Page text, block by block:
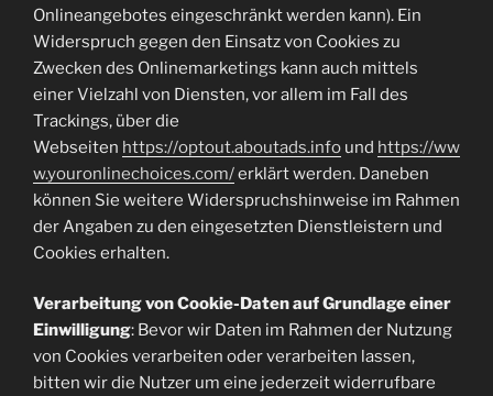
Onlineangebotes eingeschränkt werden kann). Ein
Widerspruch gegen den Einsatz von Cookies zu
Zwecken des Onlinemarketings kann auch mittels
einer Vielzahl von Diensten, vor allem im Fall des
Trackings, über die
Webseiten https://optout.aboutads.info und https://ww
w.youronlinechoices.com/erklärt werden. Daneben
können Sie weitere Widerspruchshinweise im Rahmen
der Angaben zu den eingesetzten Dienstleistern und
Cookies erhalten.
Verarbeitung von Cookie-Daten auf Grundlage einer
Einwilligung: Bevor wir Daten im Rahmen der Nutzung
von Cookies verarbeiten oder verarbeiten lassen,
bitten wir die Nutzer um eine jederzeit widerrufbare